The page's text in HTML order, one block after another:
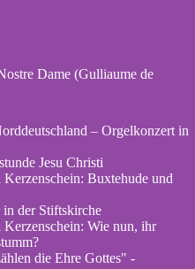
Dame (Gulliaume de
– Orgelkonzert in
Jesu Christi
Buxtehude und
der Stiftskirche
Wie nun, ihr
die Ehre Gottes" -